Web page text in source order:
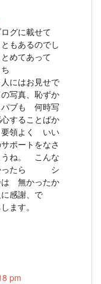
グに載せて
もあるのでし
めてあって
にはお見せで
写真、恥ずか
ブも 何時写
することばか
領よく いい
ポートをなさ
うね。 こんな
かったら シ
は 無かったか
感謝、で
す。
pm